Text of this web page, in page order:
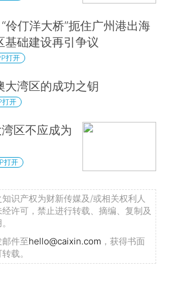
“伶仃洋大桥”扼住广州港出海
基础建设再引争议
打开
大湾区的成功之钥
打开
区不应成为
打开
识产权为财新传媒及/或相关权利人
许可，禁止进行转载、摘编、复制及
件至hello@caixin.com ，获得书面
载。